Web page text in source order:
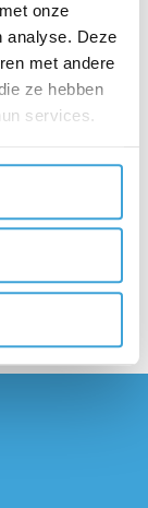
onze
analyse. Deze
met andere
ze hebben
services.